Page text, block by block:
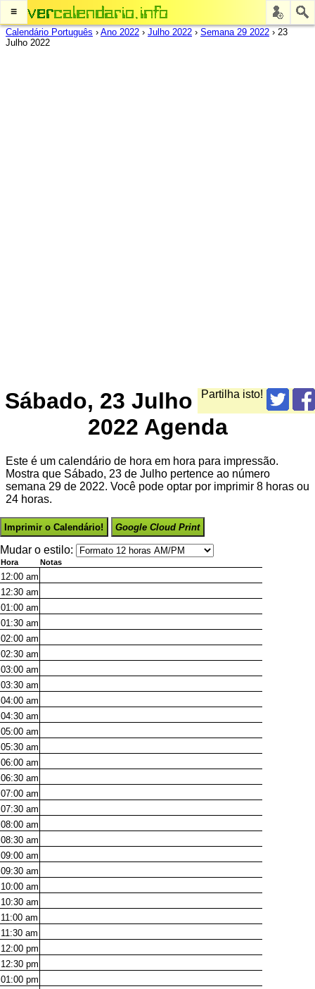
≡
Calendário Português › Ano 2022 › Julho 2022 › Semana 29 2022 › 23
Julho 2022
Partilha isto!
Sábado, 23 Julho
2022 Agenda
Este é um calendário de hora em hora para impressão.
Mostra que Sábado, 23 de Julho pertence ao número
semana 29 de 2022. Você pode optar por imprimir 8 horas ou
24 horas.
Imprimir o Calendário! Google Cloud Print
Mudar o estilo:
Hora Notas
12:00 am
12:30 am
01:00 am
01:30 am
02:00 am
02:30 am
03:00 am
03:30 am
04:00 am
04:30 am
05:00 am
05:30 am
06:00 am
06:30 am
07:00 am
07:30 am
08:00 am
08:30 am
09:00 am
09:30 am
10:00 am
10:30 am
11:00 am
11:30 am
12:00 pm
12:30 pm
01:00 pm